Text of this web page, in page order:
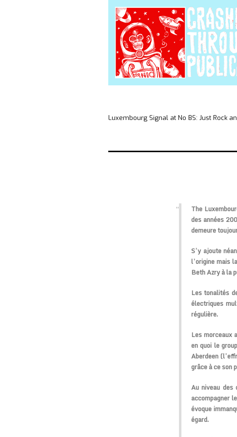
Luxembourg Signal at No BS: Just Rock
The
des années
demeure
S’y ajoute
l’origine mais
Beth Azry à la
Les tonalités
électriques
régulière.
Les morceaux
en quoi le
Aberdeen
grâce à ce son
Au niveau
accompagner
évoque
égard.